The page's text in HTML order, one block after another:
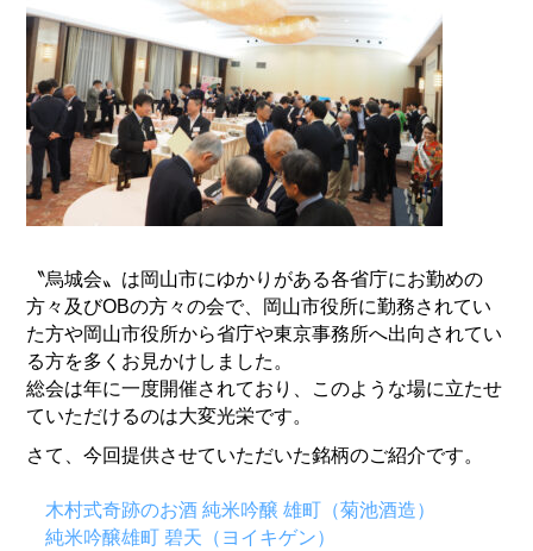
〝烏城会〟は岡山市にゆかりがある各省庁にお勤めの
方々及びOBの方々の会で、岡山市役所に勤務されてい
た方や岡山市役所から省庁や東京事務所へ出向されてい
る方を多くお見かけしました。
総会は年に一度開催されており、このような場に立たせ
ていただけるのは大変光栄です。
さて、今回提供させていただいた銘柄のご紹介です。
木村式奇跡のお酒 純米吟醸 雄町 （菊池酒造）
純米吟醸雄町 碧天 （ヨイキゲン）